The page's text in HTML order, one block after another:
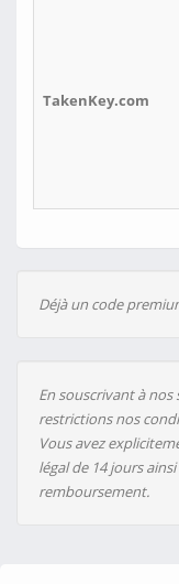
TakenKey.com
Déjà un code
En souscrivant à nos
restrictions nos
Vous avez
légal de 14 jours
remboursement.